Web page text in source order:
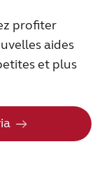
profiter
aides
et plus